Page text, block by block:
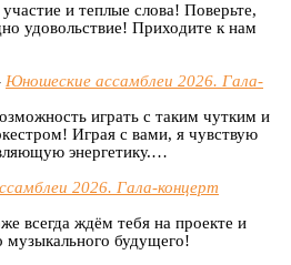
и теплые слова! Поверьте,
удовольствие! Приходите к нам
Юношеские ассамблеи 2026. Гала-
играть с таким чутким и
Играя с вами, я чувствую
энергетику.…
2026. Гала-концерт
всегда ждём тебя на проекте и
музыкального будущего!